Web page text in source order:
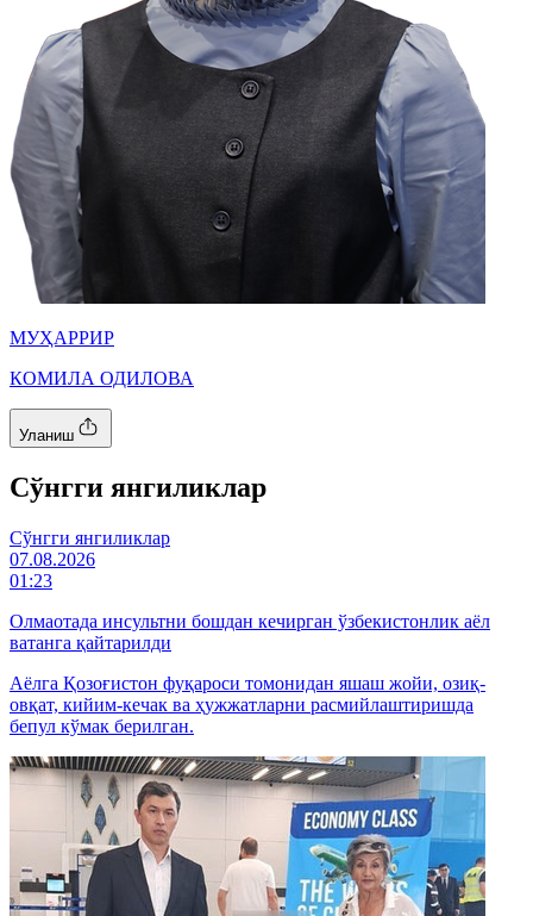
МУҲАРРИР
КОМИЛА ОДИЛОВА
Уланиш
Cўнгги янгиликлар
Cўнгги янгиликлар
07.08.2026
01:23
Олмаотада инсультни бошдан кечирган ўзбекистонлик аёл
ватанга қайтарилди
Аёлга Қозоғистон фуқароси томонидан яшаш жойи, озиқ-
овқат, кийим-кечак ва ҳужжатларни расмийлаштиришда
бепул кўмак берилган.